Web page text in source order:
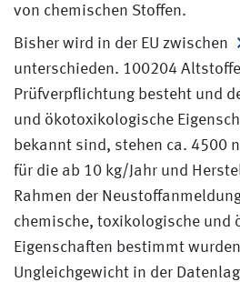
von chemischen Stoffen.
Bisher wird in der EU zwischen
unterschieden. 100204
Prüfverpflichtung besteht und
und ökotoxikologische
bekannt sind, stehen ca. 4500
für die ab 10 kg/Jahr und
Rahmen der
chemische, toxikologische und
Eigenschaften bestimmt
Ungleichgewicht in der